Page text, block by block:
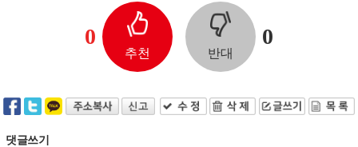
0
추천 반대
0
댓글쓰기